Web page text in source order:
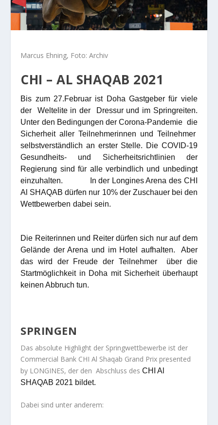
Marcus Ehning, Foto: Archiv
CHI – AL SHAQAB 2021
Bis zum 27.Februar ist Doha Gastgeber für viele
der Weltelite in der Dressur und im Springreiten.
Unter den Bedingungen der Corona-Pandemie die
Sicherheit aller Teilnehmerinnen und Teilnehmer
selbstverständlich an erster Stelle. Die COVID-19
Gesundheits- und Sicherheitsrichtlinien der
Regierung sind für alle verbindlich und unbedingt
einzuhalten. In der Longines Arena des CHI
Al SHAQAB dürfen nur 10% der Zuschauer bei den
Wettbewerben dabei sein.
Die Reiterinnen und Reiter dürfen sich nur auf dem
Gelände der Arena und im Hotel aufhalten. Aber
das wird der Freude der Teilnehmer über die
Startmöglichkeit in Doha mit Sicherheit überhaupt
keinen Abbruch tun.
SPRINGEN
Das absolute Highlight der Springwettbewerbe ist der
Commercial Bank CHI Al Shaqab Grand Prix presented
by LONGINES, der den Abschluss desCHI Al
SHAQAB 2021 bildet.
Dabei sind unter anderem: